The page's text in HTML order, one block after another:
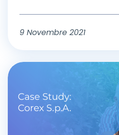
9 Novembre 2021